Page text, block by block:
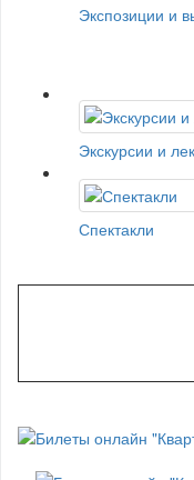
Экспозиции и
Экскурсии и
Спектакли